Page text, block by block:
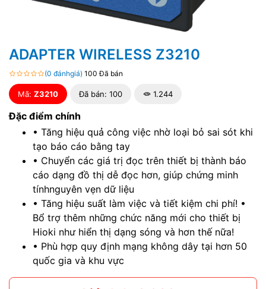
ADAPTER WIRELESS Z3210
(0 đánhgiá) 100 Đã bán
Mã: Z3210 Đã bán: 100 1.244
Đặc điểm chính
• Tăng hiệu quả công việc nhờ loại bỏ sai sót khi
tạo báo cáo bằng tay
• Chuyển các giá trị đọc trên thiết bị thành báo
cáo dạng đồ thị dễ đọc hơn, giúp chứng minh
tínhnguyên vẹn dữ liệu
• Tăng hiệu suất làm việc và tiết kiệm chi phí! •
Bổ trợ thêm những chức năng mới cho thiết bị
Hioki như hiển thị dạng sóng và hơn thế nữa!
• Phù hợp quy định mạng không dây tại hơn 50
quốc gia và khu vực